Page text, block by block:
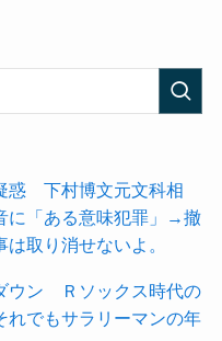
惑 下村博文元文科相
に「ある意味犯罪」→撤
取り消せないよ。
ウン Ｒソックス時代の
でもサラリーマンの年